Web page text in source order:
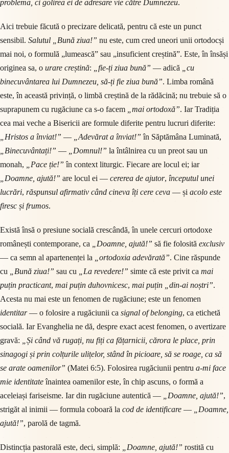
problema, ci golirea ei de adresare vie către Dumnezeu.
Aici trebuie făcută o precizare delicată, pentru că este un punct
sensibil. Salutul „Bună ziua!” nu este, cum cred uneori unii ortodocși
mai noi, o formulă „lumească” sau „insuficient creștină”. Este, în însăși
originea sa, o urare creștină: „fie-ți ziua bună” — adică „cu
binecuvântarea lui Dumnezeu, să-ți fie ziua bună”. Limba română
este, în această privință, o limbă creștină de la rădăcină; nu trebuie să o
suprapunem cu rugăciune ca s-o facem „mai ortodoxă”. Iar Tradiția
cea mai veche a Bisericii are formule diferite pentru lucruri diferite:
„Hristos a înviat!” — „Adevărat a înviat!” în Săptămâna Luminată,
„Binecuvântați!” — „Domnul!” la întâlnirea cu un preot sau un
monah, „Pace ție!” în context liturgic. Fiecare are locul ei; iar
„Doamne, ajută!” are locul ei — cererea de ajutor, începutul unei
lucrări, răspunsul afirmativ când cineva îți cere ceva — și acolo este
firesc și frumos.
Există însă o presiune socială crescândă, în unele cercuri ortodoxe
românești contemporane, ca „Doamne, ajută!” să fie folosită exclusiv
— ca semn al apartenenței la „ortodoxia adevărată”. Cine răspunde
cu „Bună ziua!” sau cu „La revedere!” simte că este privit ca mai
puțin practicant, mai puțin duhovnicesc, mai puțin „din-ai noștri”.
Acesta nu mai este un fenomen de rugăciune; este un fenomen
identitar— o folosire a rugăciunii ca signal of belonging, ca etichetă
socială. Iar Evanghelia ne dă, despre exact acest fenomen, o avertizare
gravă: „Și când vă rugați, nu fiți ca fățarnicii, cărora le place, prin
sinagogi și prin colțurile ulițelor, stând în picioare, să se roage, ca să
se arate oamenilor” (Matei 6:5). Folosirea rugăciunii pentru a-mi face
mie identitateînaintea oamenilor este, în chip ascuns, o formă a
aceleiași fariseisme. Iar din rugăciune autentică — „Doamne, ajută!”,
strigăt al inimii — formula coboară la cod de identificare — „Doamne,
ajută!”, parolă de tagmă.
Distincția pastorală este, deci, simplă: „Doamne, ajută!” rostită cu